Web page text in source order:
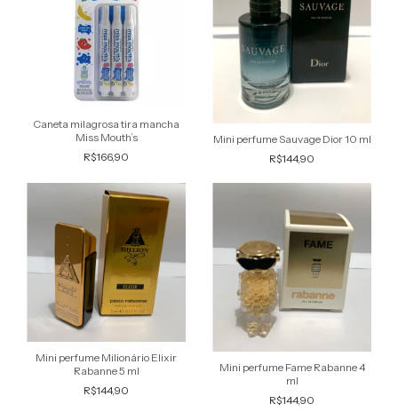
Caneta milagrosa tira mancha
Miss Mouth’s
R$166,90
Mini perfume Sauvage Dior 10 ml
R$144,90
Mini perfume Milionário Elixir
Rabanne 5 ml
R$144,90
Mini perfume Fame Rabanne 4
ml
R$144,90